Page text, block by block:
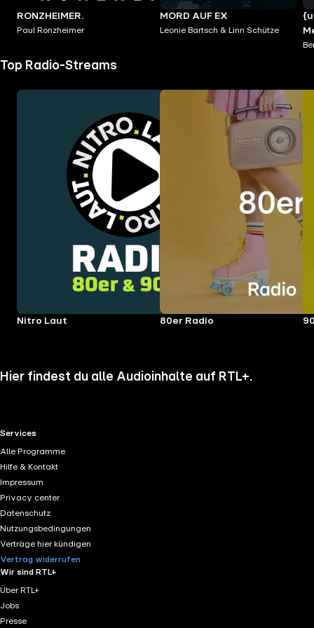
RONZHEIMER.
Paul Ronzheimer
MORD AUF EX
Leonie Bartsch & Linn Schütze
Top Radio-Streams
Nitro Laut 80er Radio
Hier findest du alle Audioinhalte auf RTL+.
RTL+ useful links.
Services
Alle Programme
Hilfe & Kontakt
Impressum
Privacy center
Datenschutz
Nutzungsbedingungen
Verträge hier kündigen
Vertrag widerrufen
Wir sind RTL+
Über RTL+
Jobs
Presse